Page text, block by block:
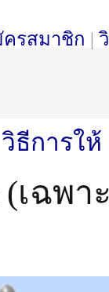
รสมาชิก |
วิธีการให้
(เฉ